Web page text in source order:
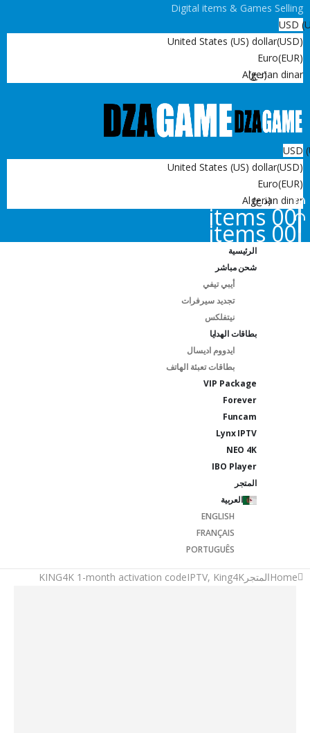
Digital items & Games Selling
USD
United States (US) dollar(USD)
Euro(EUR)
Algerian dinar
(د.ج)
USD
United States (US) dollar(USD)
Euro(EUR)
Algerian dinar
(د.ج)
00 items
00 items
الرئيسية
شحن مباشر
أيبي تيفي
تجديد سيرفرات
نيتفلكس
بطاقات الهدايا
ايدووم اديسال
بطاقات تعبئة الهاتف
VIP Package
Forever
Funcam
Lynx IPTV
NEO 4K
IBO Player
المتجر
العربية
ENGLISH
FRANÇAIS
PORTUGUÊS
Homeالمتجر IPTV, King4K
KING4K 1-month activation code